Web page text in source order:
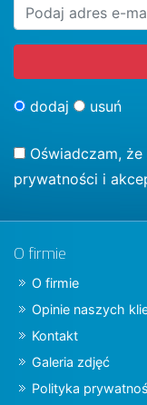
dodaj usuń
Oświadczam, że
prywatności i
O firmie
O firmie
Opinie naszych
Kontakt
Galeria zdjęć
Polityka